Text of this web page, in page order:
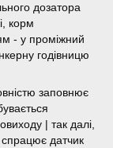
дозатора
корм
- у проміжний
годівницю
заповнює
| так далі,
датчик